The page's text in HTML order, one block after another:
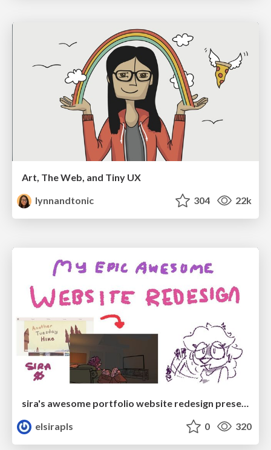
Art, The Web, and Tiny UX
lynnandtonic
304 22k
elsirapls
0 320